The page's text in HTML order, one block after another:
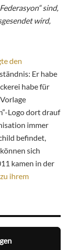
sind,
wird,
den
Er habe
habe für
Logo dort drauf
immer
befindet,
sich
kamen in der
zu ihrem